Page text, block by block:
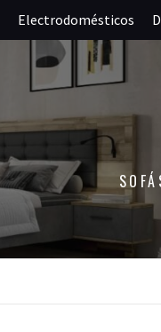
Electrodomésticos